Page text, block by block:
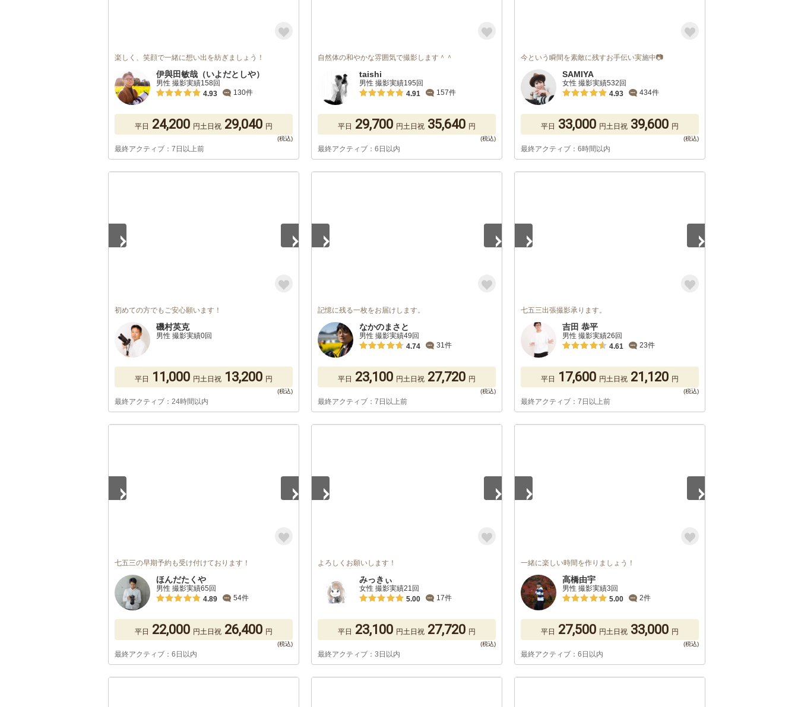
楽しく、笑顔で一緒に想い出を紡ぎましょう！
伊與田敏哉（いよだとしや）
男性 撮影実績158回
4.93
130件
平日 24,200 円土日祝 29,040 円
最終アクティブ：7日以上前
自然体の和やかな雰囲気で撮影します＾＾
taishi
男性 撮影実績195回
4.91
157件
平日 29,700 円土日祝 35,640 円
最終アクティブ：6日以内
今という瞬間を素敵に残すお手伝い実施中📷
SAMIYA
女性 撮影実績532回
4.93
434件
平日 33,000 円土日祝 39,600 円
最終アクティブ：6時間以内
初めての方でもご安心願います！
磯村英克
男性 撮影実績0回
平日 11,000 円土日祝 13,200 円
最終アクティブ：24時間以内
記憶に残る一枚をお届けします。
なかのまさと
男性 撮影実績49回
4.74
31件
平日 23,100 円土日祝 27,720 円
最終アクティブ：7日以上前
七五三出張撮影承ります。
吉田 恭平
男性 撮影実績26回
4.61
23件
平日 17,600 円土日祝 21,120 円
最終アクティブ：7日以上前
七五三の早期予約も受け付けております！
ほんだたくや
男性 撮影実績65回
4.89
54件
平日 22,000 円土日祝 26,400 円
最終アクティブ：6日以内
よろしくお願いします！
みっきぃ
女性 撮影実績21回
5.00
17件
平日 23,100 円土日祝 27,720 円
最終アクティブ：3日以内
一緒に楽しい時間を作りましょう！
高橋由宇
男性 撮影実績3回
5.00
2件
平日 27,500 円土日祝 33,000 円
最終アクティブ：6日以内